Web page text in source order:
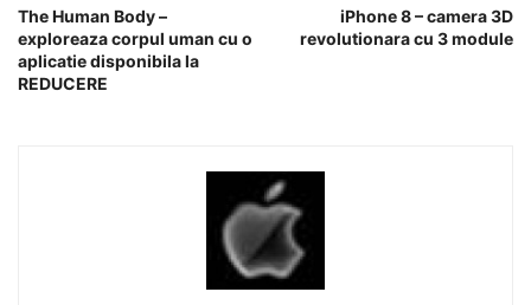
The Human Body –
exploreaza corpul uman cu o
aplicatie disponibila la
REDUCERE
iPhone 8 – camera 3D
revolutionara cu 3 module